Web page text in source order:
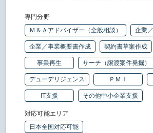
専門分野
Ｍ＆Ａアドバイザー（全般相談）
企業
企業／事業概要書作成 契約書草案作成
事業再生 サーチ（譲渡案件発掘）
デューデリジェンス ＰＭＩ
IT支援 その他中小企業支援
対応可能エリア
日本全国対応可能